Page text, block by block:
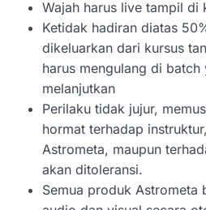
Wajah harus live tampil di
Ketidak hadiran diatas
dikeluarkan dari kursus
harus mengulang di
melanjutkan
Perilaku tidak jujur,
hormat terhadap
Astrometa, maupun
akan ditoleransi.
Semua produk Astrometa